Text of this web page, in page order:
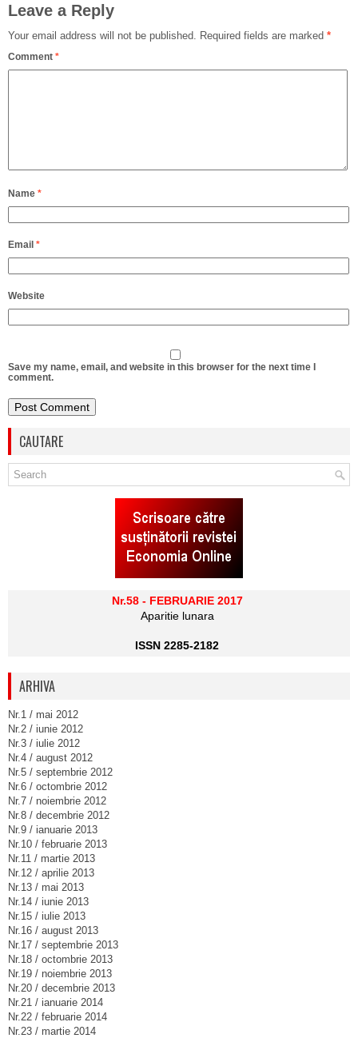
Leave a Reply
Your email address will not be published. Required fields are marked *
Comment *
Name *
Email *
Website
Save my name, email, and website in this browser for the next time I
comment.
CAUTARE
Nr.58 - FEBRUARIE 2017
Aparitie lunara
ISSN 2285-2182
ARHIVA
Nr.1 / mai 2012
Nr.2 / iunie 2012
Nr.3 / iulie 2012
Nr.4 / august 2012
Nr.5 / septembrie 2012
Nr.6 / octombrie 2012
Nr.7 / noiembrie 2012
Nr.8 / decembrie 2012
Nr.9 / ianuarie 2013
Nr.10 / februarie 2013
Nr.11 / martie 2013
Nr.12 / aprilie 2013
Nr.13 / mai 2013
Nr.14 / iunie 2013
Nr.15 / iulie 2013
Nr.16 / august 2013
Nr.17 / septembrie 2013
Nr.18 / octombrie 2013
Nr.19 / noiembrie 2013
Nr.20 / decembrie 2013
Nr.21 / ianuarie 2014
Nr.22 / februarie 2014
Nr.23 / martie 2014